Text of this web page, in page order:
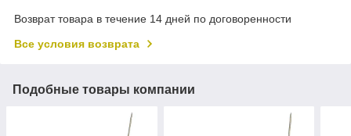
Возврат товара в течение 14 дней по договоренности
Все условия возврата
Подобные товары компании